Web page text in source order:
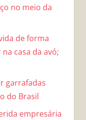
no meio da
de forma
casa da avó;
garrafadas
do Brasil
empresária